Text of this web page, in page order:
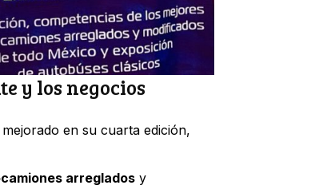
y los negocios
en su cuarta edición,
arregladosy